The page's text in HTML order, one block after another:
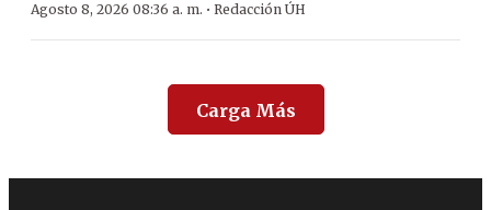
Agosto 8, 2026 08:36 a. m. · Redacción ÚH
Carga Más